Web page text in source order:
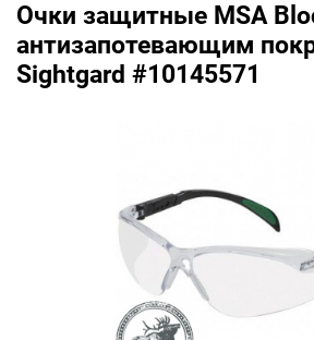
Очки защитные MSA
антизапотевающим
Sightgard #10145571